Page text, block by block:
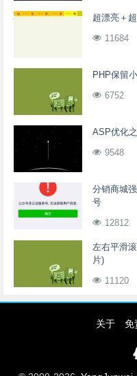
超漂亮＋
11684
PHP保留
6752
ASP优化
9548
分销商城
号
12812
左右平滑
片)
11120
关于 免